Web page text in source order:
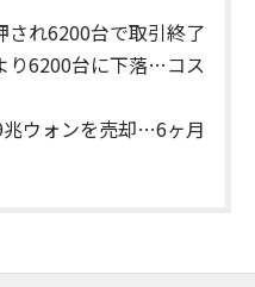
され6200台で取引終了
り6200台に下落…コス
ウォンを売却…6ヶ月